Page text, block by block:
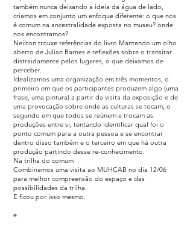
também nunca deixando a ideia da água de lado,
criamos em conjunto um enfoque diferente: o que nos
é comum na ancestralidade exposta no museu? onde
nos encontramos?
Neilton trouxe referências do livro Mantendo um olho
aberto de Julian Barnes e reflexões sobre o transitar
distraidamente pelos lugares, o que deixamos de
perceber.
Idealizamos uma organização em três momentos, o
primeiro em que os participantes produzem algo (uma
frase, uma pintura) a partir da visita da exposição e de
uma provocação sobre onde as culturas se tocam, o
segundo em que todos se reúnem e trocam as
produções entre si, tentando identificar qual foi o
ponto comum para a outra pessoa e se encontrar
dentro disso também e o terceiro em que há outra
produção partindo desse re-conhecimento.
Na trilha do comum
Combinamos uma visita ao MUHCAB no dia 12/06
para melhor compreensão do espaço e das
possibilidades da trilha.
E ficou por isso mesmo.
e